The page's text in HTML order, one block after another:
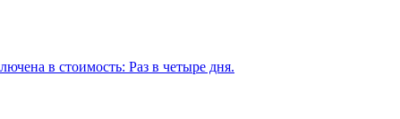
в стоимость: Раз в четыре дня.